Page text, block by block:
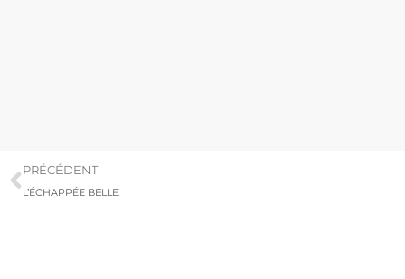
PRÉCÉDENT
L’ÉCHAPPÉE BELLE